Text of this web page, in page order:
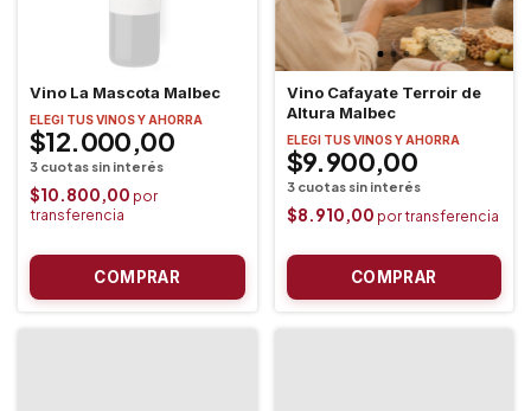
Vino La Mascota Malbec
ELEGI TUS VINOS Y AHORRA
$12.000,00
$10.800,00
Vino Cafayate Terroir de
Altura Malbec
ELEGI TUS VINOS Y AHORRA
$9.900,00
$8.910,00